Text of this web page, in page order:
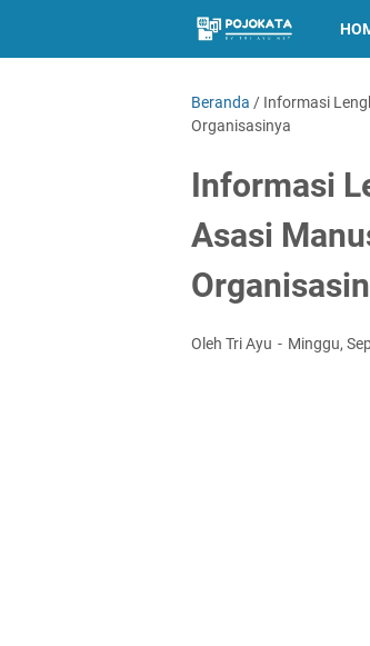
Beranda / Informasi
Organisasinya
Informasi
Asasi
Oleh Tri Ayu Minggu,